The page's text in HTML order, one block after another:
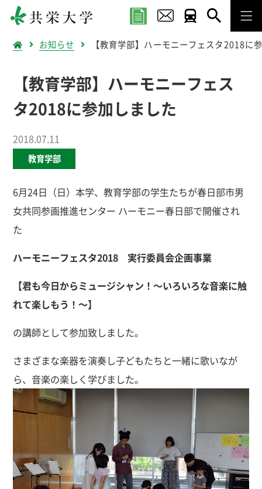
お知らせ 【教育学部】ハーモニーフェスタ2018に
【教育学部】ハーモニーフェス
タ2018に参加しました
2018.07.11
教育学部
6月24日（日）本学、教育学部の学生たちが春日部市男
女共同参画推進センター ハーモニー春日部で開催され
た
ハーモニーフェスタ2018 実行委員会企画事業
【君も今日からミュージシャン！～いろいろな音楽に触
れて楽しもう！～】
の講師として参加致しました。
さまざまな楽器を演奏し子どもたちと一緒に歌いなが
ら、音楽の楽しく学びました。